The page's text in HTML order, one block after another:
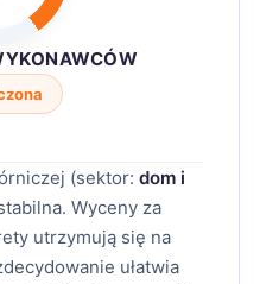
(sektor: dom i
Wyceny za
utrzymują się na
ułatwia